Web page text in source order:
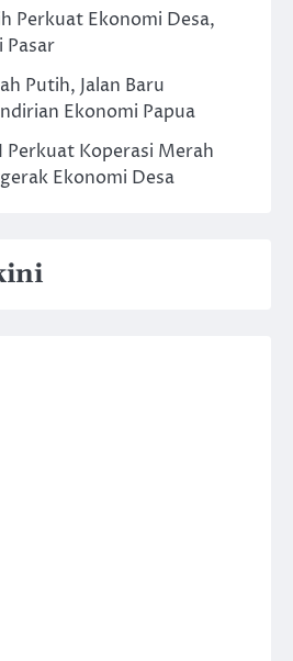
Perkuat Ekonomi Desa,
Pasar
Putih, Jalan Baru
Ekonomi Papua
Perkuat Koperasi Merah
Ekonomi Desa